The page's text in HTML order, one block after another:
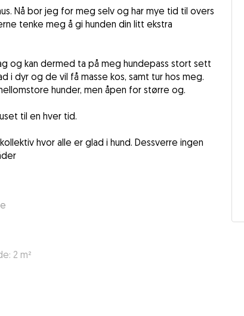
Nå bor jeg for meg selv og har mye tid til overs
tenke meg å gi hunden din litt ekstra
og kan dermed ta på meg hundepass stort sett
i dyr og de vil få masse kos, samt tur hos meg.
hunder, men åpen for større og.
til en hver tid.
hvor alle er glad i hund. Dessverre ingen
2 m²